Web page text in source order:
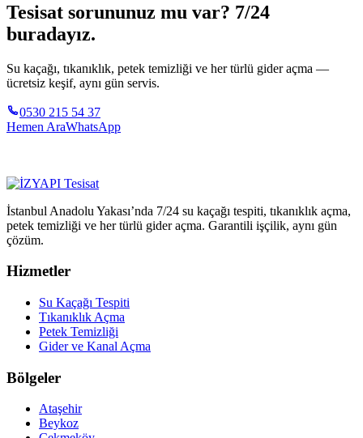
Tesisat sorununuz mu var? 7/24
buradayız.
Su kaçağı, tıkanıklık, petek temizliği ve her türlü gider açma —
ücretsiz keşif, aynı gün servis.
0530 215 54 37
Hemen AraWhatsApp
İstanbul Anadolu Yakası’nda 7/24 su kaçağı tespiti, tıkanıklık açma,
petek temizliği ve her türlü gider açma. Garantili işçilik, aynı gün
çözüm.
Hizmetler
Su Kaçağı Tespiti
Tıkanıklık Açma
Petek Temizliği
Gider ve Kanal Açma
Bölgeler
Ataşehir
Beykoz